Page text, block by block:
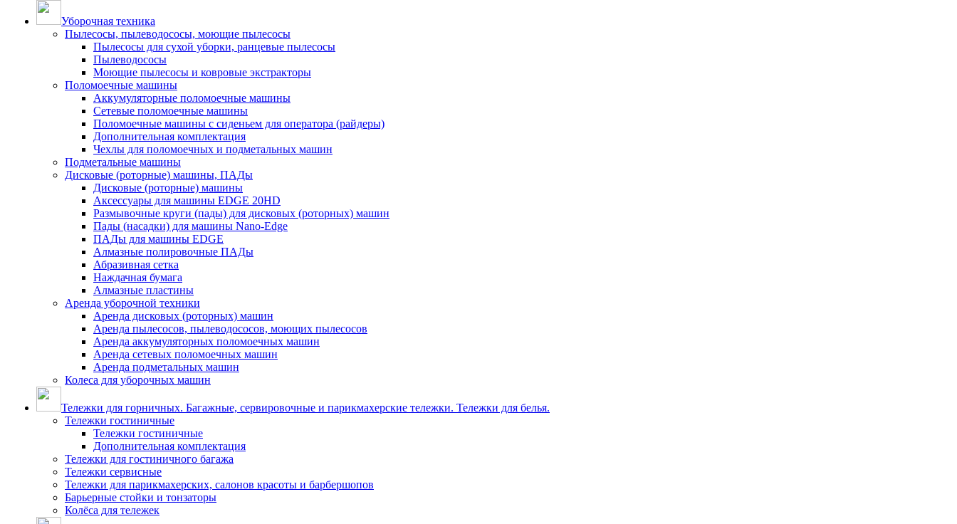
Уборочная техника
Пылесосы, пылеводососы, моющие пылесосы
Пылесосы для сухой уборки, ранцевые пылесосы
Пылеводососы
Моющие пылесосы и ковровые экстракторы
Поломоечные машины
Аккумуляторные поломоечные машины
Сетевые поломоечные машины
Поломоечные машины с сиденьем для оператора (райдеры)
Дополнительная комплектация
Чехлы для поломоечных и подметальных машин
Подметальные машины
Дисковые (роторные) машины, ПАДы
Дисковые (роторные) машины
Аксессуары для машины EDGE 20HD
Размывочные круги (пады) для дисковых (роторных) машин
Пады (насадки) для машины Nano-Edge
ПАДы для машины EDGE
Алмазные полировочные ПАДы
Абразивная сетка
Наждачная бумага
Алмазные пластины
Аренда уборочной техники
Аренда дисковых (роторных) машин
Аренда пылесосов, пылеводососов, моющих пылесосов
Аренда аккумуляторных поломоечных машин
Аренда сетевых поломоечных машин
Аренда подметальных машин
Колеса для уборочных машин
Тележки для горничных. Багажные, сервировочные и парикмахерские тележки. Тележки для белья.
Тележки гостиничные
Тележки гостиничные
Дополнительная комплектация
Тележки для гостиничного багажа
Тележки сервисные
Тележки для парикмахерских, салонов красоты и барбершопов
Барьерные стойки и тонзаторы
Колёса для тележек